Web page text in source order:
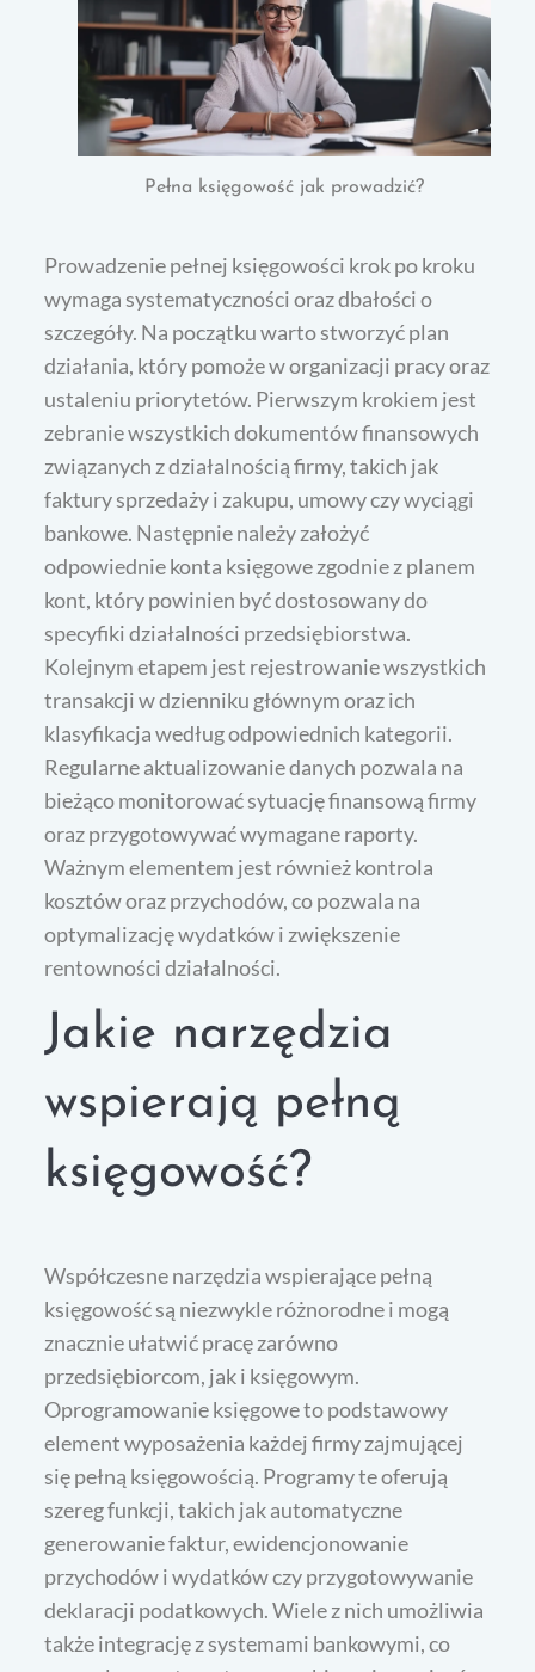
Pełna księgowość jak prowadzić?
Prowadzenie pełnej księgowości krok po kroku
wymaga systematyczności oraz dbałości o
szczegóły. Na początku warto stworzyć plan
działania, który pomoże w organizacji pracy oraz
ustaleniu priorytetów. Pierwszym krokiem jest
zebranie wszystkich dokumentów finansowych
związanych z działalnością firmy, takich jak
faktury sprzedaży i zakupu, umowy czy wyciągi
bankowe. Następnie należy założyć
odpowiednie konta księgowe zgodnie z planem
kont, który powinien być dostosowany do
specyfiki działalności przedsiębiorstwa.
Kolejnym etapem jest rejestrowanie wszystkich
transakcji w dzienniku głównym oraz ich
klasyfikacja według odpowiednich kategorii.
Regularne aktualizowanie danych pozwala na
bieżąco monitorować sytuację finansową firmy
oraz przygotowywać wymagane raporty.
Ważnym elementem jest również kontrola
kosztów oraz przychodów, co pozwala na
optymalizację wydatków i zwiększenie
rentowności działalności.
Jakie narzędzia
wspierają pełną
księgowość?
Współczesne narzędzia wspierające pełną
księgowość są niezwykle różnorodne i mogą
znacznie ułatwić pracę zarówno
przedsiębiorcom, jak i księgowym.
Oprogramowanie księgowe to podstawowy
element wyposażenia każdej firmy zajmującej
się pełną księgowością. Programy te oferują
szereg funkcji, takich jak automatyczne
generowanie faktur, ewidencjonowanie
przychodów i wydatków czy przygotowywanie
deklaracji podatkowych. Wiele z nich umożliwia
także integrację z systemami bankowymi, co